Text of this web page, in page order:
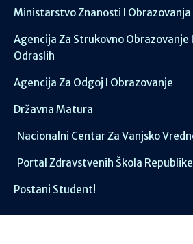
Ministarstvo Znanosti I Obrazovanja
Agencija Za Strukovno Obrazovanje
Odraslih
Agencija Za Odgoj I Obrazovanje
Državna Matura
Nacionalni Centar Za Vanjsko
Portal Zdravstvenih Škola
Postani Student!